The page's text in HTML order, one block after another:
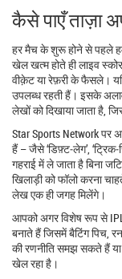
कैसे पाएँ ताज़ा
हर मैच के शुरू होने से पहले हम
खेल खत्म होते ही लाइव
वीक़ेट या रेफ़री के फैसले।
उपलब्ध रहती हैं। इसके
लेखों को दिखाया जाता
Star Sports Network पर
हैं – जैसे ‘डिफ़्ट‑लेग’,
गहराई में ले जाता है बिना
खिलाड़ी को फॉलो करना
लेख एक ही जगह मिलेंगे।
आपको अगर विशेष रूप से IPL
बनाते हैं जिसमें बैटिंग
की रणनीति समझ सकते हैं
खेल रहा है।